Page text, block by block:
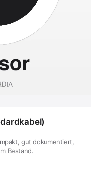
gut dokumentiert,
Bestand.